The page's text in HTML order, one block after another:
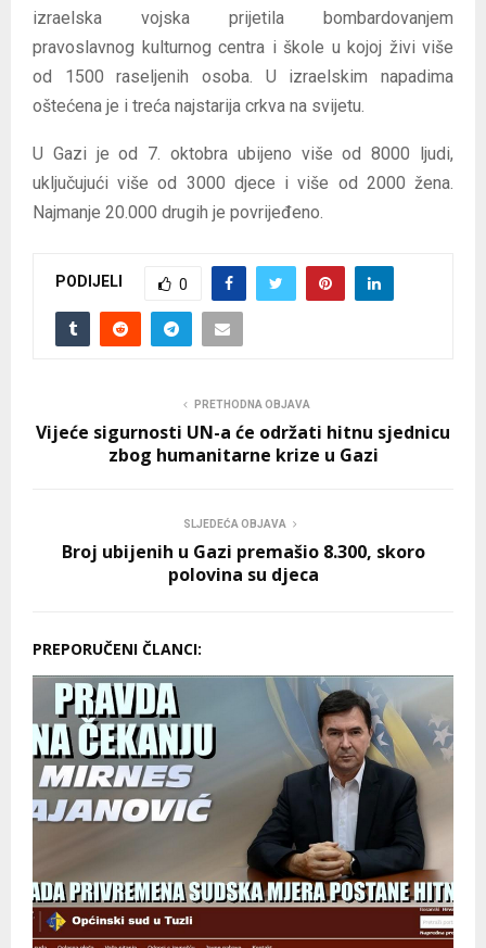
izraelska vojska prijetila bombardovanjem
pravoslavnog kulturnog centra i škole u kojoj živi više
od 1500 raseljenih osoba. U izraelskim napadima
oštećena je i treća najstarija crkva na svijetu.
U Gazi je od 7. oktobra ubijeno više od 8000 ljudi,
uključujući više od 3000 djece i više od 2000 žena.
Najmanje 20.000 drugih je povrijeđeno.
PODIJELI 0
PRETHODNA OBJAVA
Vijeće sigurnosti UN-a će održati hitnu sjednicu
zbog humanitarne krize u Gazi
SLJEDEĆA OBJAVA
Broj ubijenih u Gazi premašio 8.300, skoro
polovina su djeca
PREPORUČENI ČLANCI: